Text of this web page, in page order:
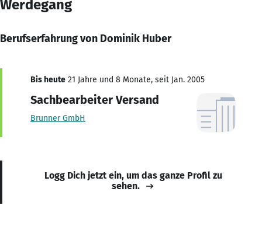
Werdegang
Berufserfahrung von Dominik Huber
Bis heute 21 Jahre und 8 Monate, seit Jan. 2005
Sachbearbeiter Versand
Brunner GmbH
Logg Dich jetzt ein, um das ganze Profil zu
sehen.